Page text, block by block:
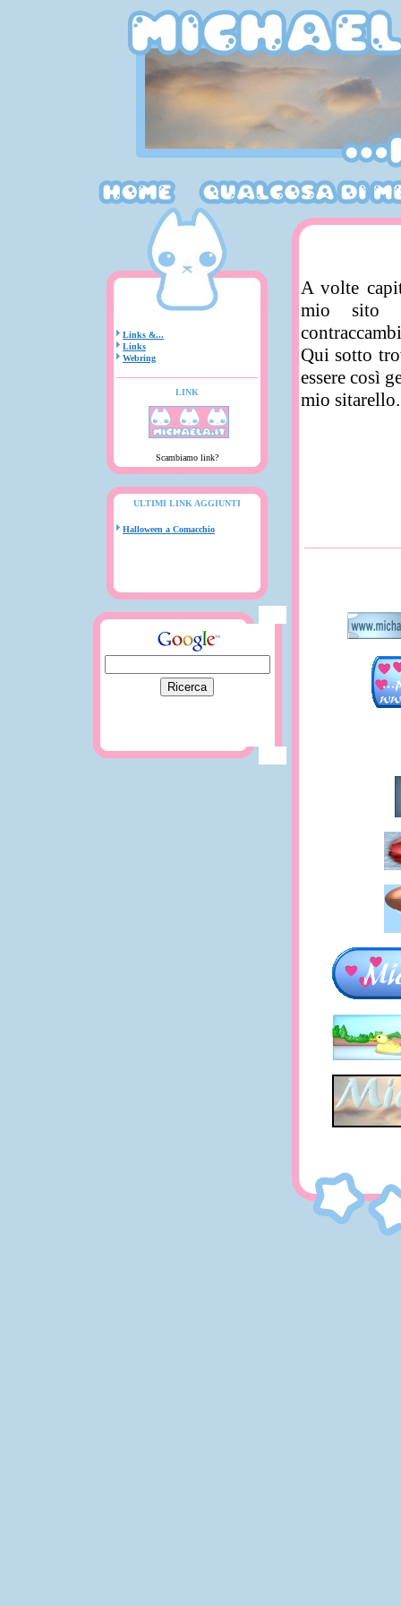
Links &...
Links
Webring
LINK
Scambiamo link?
ULTIMI LINK AGGIUNTI
Halloween a Comacchio
A volte
mio sito
Qui sotto
essere così
mio